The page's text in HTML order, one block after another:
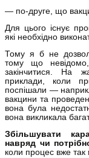
— по-друге, що
Для цього існує
які необхідно
Тому я б не
тому що
закінчитися. На
приклади, коли
поспішали —
вакцини та
вона була
вона викликала
Збільшувати
навряд чи
коли процес вже